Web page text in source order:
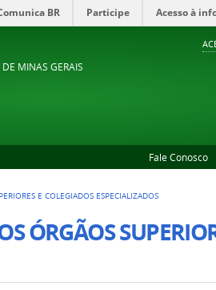
BR Participe Acesso à
MINAS GERAIS
Fale Conosco
E COLEGIADOS ESPECIALIZADOS
ÓRGÃOS